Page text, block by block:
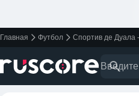
Главная Футбол Спортив де Дуала